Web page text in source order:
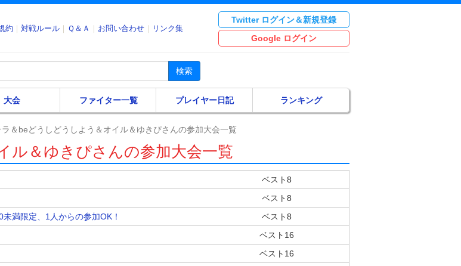
約 対戦ルール Ｑ＆Ａ お問い合わせ リンク集
Twitter ログイン＆新規登録
Google ログイン
検索
大会 ファイター一覧 プレイヤー日記 ランキング
ラ＆beどうしどうしよう＆オイル＆ゆきぴさんの参加大会一覧
ル＆ゆきぴさんの参加大会一覧
ベスト8
ベスト8
満限定、1人からの参加OK！
ベスト8
ベスト16
ベスト16